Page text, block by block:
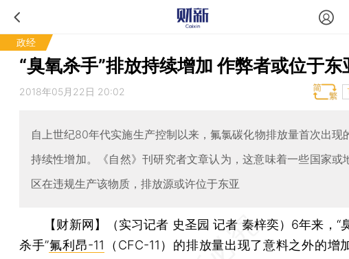
政经
“臭氧杀手”排放持续增加 作弊者或位于东
2018年05月22日 20:02
自上世纪80年代实施生产控制以来，氟氯碳化物排放量首次出现
持续性增加。《自然》刊研究者文章认为，这意味着一些国家或
区在违规生产该物质，排放源或许位于东亚
【财新网】（实习记者 史圣园 记者 秦梓奕） 6年来，“
杀手”氟利昂-11
（CFC-11）的排放量出现了意料之外的增加